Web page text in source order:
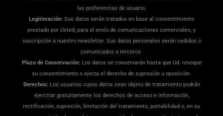
las preferencias de usuario.
Legitimación: Sus datos serán tratados en base al consentimiento
prestado por Usted, para el envío de comunicaciones comerciales, y
suscripción a nuestro newsletter. Sus datos personales serán cedidos o
comunicados a terceros
Plazo de Conservación: Los datos se conservarán hasta que Ud. revoque
su consentimiento o ejerza el derecho de supresión u oposición.
Derechos: Los usuarios cuyos datos sean objeto de tratamiento podrán
ejercitar gratuitamente los derechos de acceso e información,
rectificación, supresión, limitación del tratamiento, portabilidad o, en su